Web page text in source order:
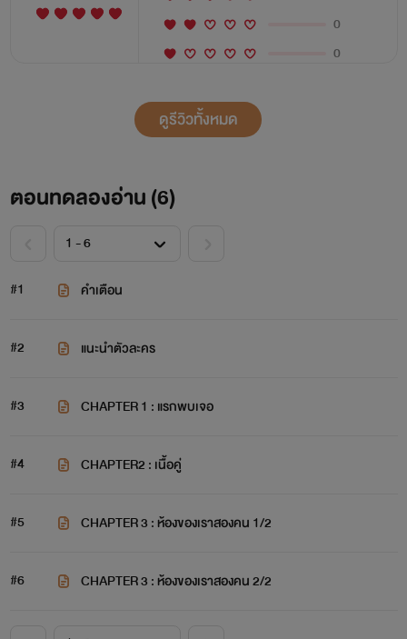
0
0
ดูรีวิวทั้งหมด
ตอนทดลองอ่าน (6)
#1 คำเตือน
#2 แนะนำตัวละคร
#3 CHAPTER 1 : แรกพบเจอ
#4 CHAPTER2 : เนื้อคู่
#5 CHAPTER 3 : ห้องของเราสองคน 1/2
#6 CHAPTER 3 : ห้องของเราสองคน 2/2